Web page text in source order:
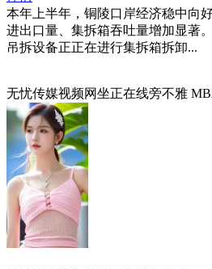
本年上半年，铜陵口岸经济稳中向
进出口量、集拆箱吞吐量增加显著
吊拆设备正正在进行集拆箱拆卸...
无忧传媒视频网坐正在线旁不雅